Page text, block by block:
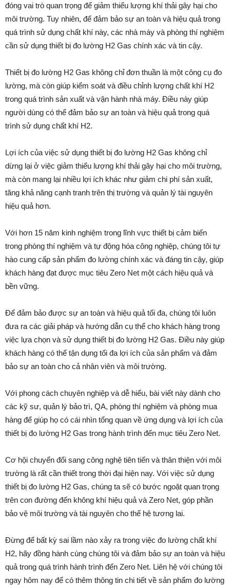
đóng vai trò quan trọng để giảm thiểu lượng khí thải gây hại cho
môi trường. Tuy nhiên, để đảm bảo sự an toàn và hiệu quả trong
quá trình sử dụng chất khí này, các nhà máy và phòng thí nghiệm
cần sử dụng thiết bị đo lường H2 Gas chính xác và tin cậy.
Thiết bị đo lường H2 Gas không chỉ đơn thuần là một công cụ đo
lường, mà còn giúp kiểm soát và điều chỉnh lượng chất khí H2
trong quá trình sản xuất và vận hành nhà máy. Điều này giúp
người dùng có thể đảm bảo sự an toàn và hiệu quả trong quá
trình sử dụng chất khí H2.
Lợi ích của việc sử dụng thiết bị đo lường H2 Gas không chỉ
dừng lại ở việc giảm thiểu lượng khí thải gây hại cho môi trường,
mà còn mang lại nhiều lợi ích khác như giảm chi phí sản xuất,
tăng khả năng cạnh tranh trên thị trường và quản lý tài nguyên
hiệu quả hơn.
Với hơn 15 năm kinh nghiệm trong lĩnh vực thiết bị cảm biến
trong phòng thí nghiệm và tự động hóa công nghiệp, chúng tôi tự
hào cung cấp sản phẩm đo lường chính xác và đáng tin cậy, giúp
khách hàng đạt được mục tiêu Zero Net một cách hiệu quả và
bền vững.
Để đảm bảo được sự an toàn và hiệu quả tối đa, chúng tôi luôn
đưa ra các giải pháp và hướng dẫn cụ thể cho khách hàng trong
việc lựa chọn và sử dụng thiết bị đo lường H2 Gas. Điều này giúp
khách hàng có thể tận dụng tối đa lợi ích của sản phẩm và đảm
bảo sự an toàn cho cả nhân viên và môi trường.
Với phong cách chuyên nghiệp và dễ hiểu, bài viết này dành cho
các kỹ sư, quản lý bảo trì, QA, phòng thí nghiệm và phòng mua
hàng để giúp họ có cái nhìn tổng quan về ứng dụng và lợi ích của
thiết bị đo lường H2 Gas trong hành trình đến mục tiêu Zero Net.
Cơ hội chuyển đổi sang công nghệ tiên tiến và thân thiện với môi
trường là rất cần thiết trong thời đại hiện nay. Với việc sử dụng
thiết bị đo lường H2 Gas, chúng ta sẽ có bước ngoặt quan trọng
trên con đường đến không khí hiệu quả và Zero Net, góp phần
bảo vệ môi trường và tài nguyên cho thế hệ tương lai.
Đừng để bất kỳ sai lầm nào xảy ra trong việc đo lường chất khí
H2, hãy đồng hành cùng chúng tôi và đảm bảo sự an toàn và hiệu
quả trong quá trình hành trình đến Zero Net. Liên hệ với chúng tôi
ngay hôm nay để có thêm thông tin chi tiết về sản phẩm đo lường